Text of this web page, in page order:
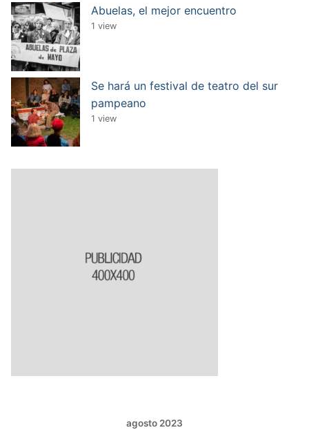
Abuelas, el mejor encuentro
1 view
Se hará un festival de teatro del sur
pampeano
1 view
agosto 2023